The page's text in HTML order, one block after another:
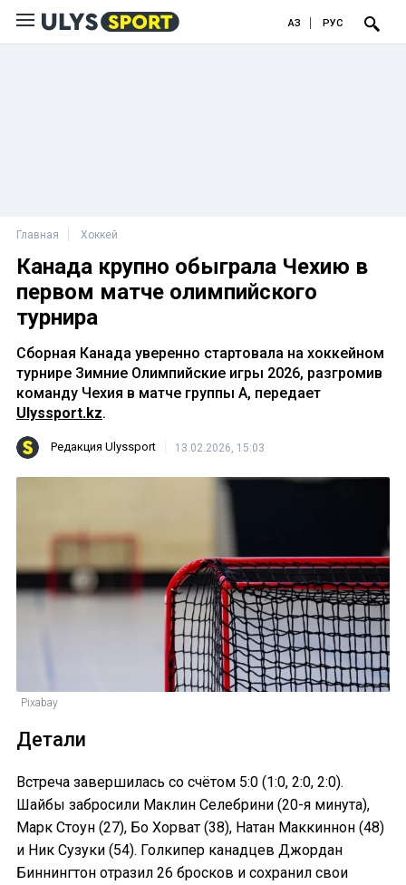
ҚАЗ РУС
Главная Хоккей
Канада крупно обыграла Чехию в
первом матче олимпийского
турнира
Сборная Канада уверенно стартовала на хоккейном
турнире Зимние Олимпийские игры 2026, разгромив
команду Чехия в матче группы А, передает
Ulyssport.kz.
Редакция Ulyssport 13.02.2026, 15:03
Pixabay
Детали
Встреча завершилась со счётом 5:0 (1:0, 2:0, 2:0).
Шайбы забросили Маклин Селебрини (20-я минута),
Марк Стоун (27), Бо Хорват (38), Натан Маккиннон (48)
и Ник Сузуки (54). Голкипер канадцев Джордан
Биннингтон отразил 26 бросков и сохранил свои